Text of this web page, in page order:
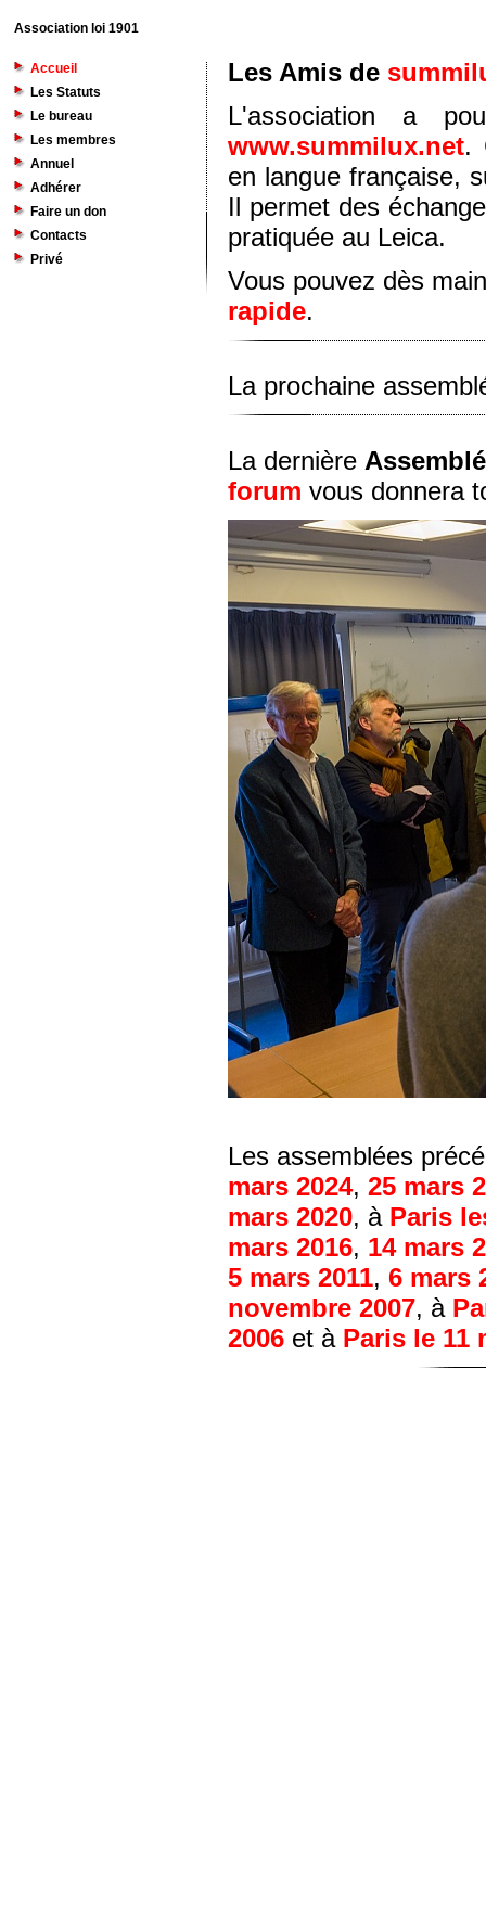
Association loi 1901
Accueil
Les Statuts
Le bureau
Les membres
Annuel
Adhérer
Faire un don
Contacts
Privé
Les Amis de
L'association a
www.summilux.net.
en langue française,
Il permet des
pratiquée au Leica.
Vous pouvez dès
rapide.
La prochaine
La dernière
forum vous donnera
Les assemblées
mars 2024, 25 mars
mars 2020, à Paris
mars 2016, 14 mars
5 mars 2011, 6 mars
novembre 2007, à
2006 et à Paris le 11